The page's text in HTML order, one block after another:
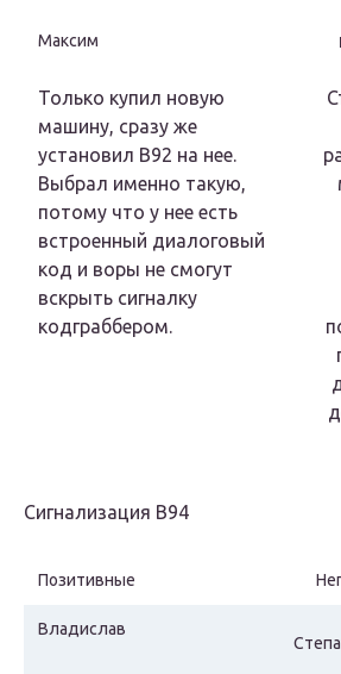
Максим
Только купил новую
машину, сразу же
установил В92 на нее.
Выбрал именно такую,
потому что у нее есть
встроенный диалоговый
код и воры не смогут
вскрыть сигналку
кодграббером.
Сигнализация В94
Позитивные
Владислав